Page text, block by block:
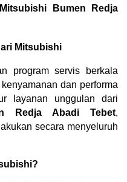
Bumen Redja
Mitsubishi
program servis berkala
dan performa
Redja Abadi Tebet,
secara menyeluruh